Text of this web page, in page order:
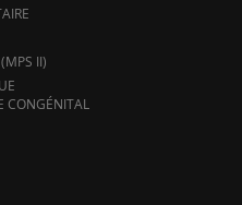
II)
CONGÉNITAL